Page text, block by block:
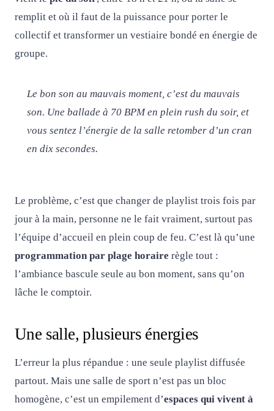
remplit et où il faut de la puissance pour porter le
collectif et transformer un vestiaire bondé en énergie de
groupe.
Le bon son au mauvais moment, c’est du mauvais
son. Une ballade à 70 BPM en plein rush du soir, et
vous sentez l’énergie de la salle retomber d’un cran
en dix secondes.
Le problème, c’est que changer de playlist trois fois par
jour à la main, personne ne le fait vraiment, surtout pas
l’équipe d’accueil en plein coup de feu. C’est là qu’une
programmation par plage horaire règle tout :
l’ambiance bascule seule au bon moment, sans qu’on
lâche le comptoir.
Une salle, plusieurs énergies
L’erreur la plus répandue : une seule playlist diffusée
partout. Mais une salle de sport n’est pas un bloc
homogène, c’est un empilement d’espaces qui vivent à